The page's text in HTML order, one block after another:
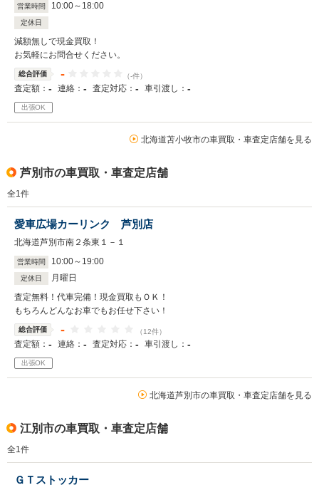
営業時間 10:00～ 18:00
定休日
減額無しで現金買取！
お気軽にお問合せください。
総合評価 - （-件）
査定額： - 連絡： - 査定対応： - 車引渡し： -
出張OK
北海道苫小牧市の車買取・車査定店舗を見る
芦別市の車買取・車査定店舗
全1件
愛車広場カーリンク 芦別店
北海道芦別市南２条東１－１
営業時間 10:00～ 19:00
定休日
月曜日
査定無料！代車完備！現金買取もＯＫ！
もちろんどんなお車でもお任せ下さい！
総合評価 - （12件）
査定額： - 連絡： - 査定対応： - 車引渡し： -
出張OK
北海道芦別市の車買取・車査定店舗を見る
江別市の車買取・車査定店舗
全1件
ＧＴストッカー